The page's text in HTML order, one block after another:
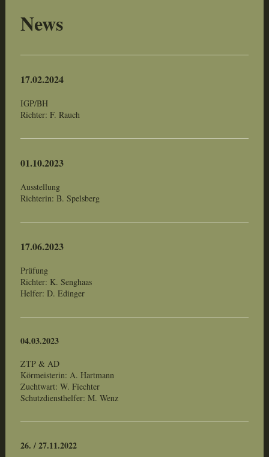
News
17.02.2024
IGP/BH
Richter: F. Rauch
01.10.2023
Ausstellung
Richterin: B. Spelsberg
17.06.2023
Prüfung
Richter: K. Senghaas
Helfer: D. Edinger
04.03.2023
ZTP & AD
Körmeisterin: A. Hartmann
Zuchtwart: W. Fiechter
Schutzdiensthelfer: M. Wenz
26. / 27.11.2022